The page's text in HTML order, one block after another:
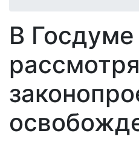
В Госдуме